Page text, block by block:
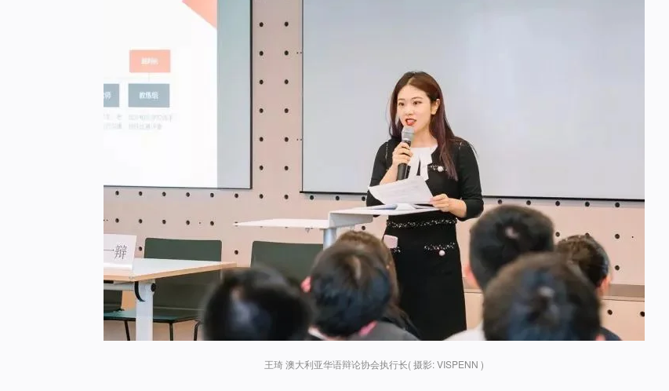
王琦 澳大利亚华语辩论协会执行长( 摄影: VISPENN )